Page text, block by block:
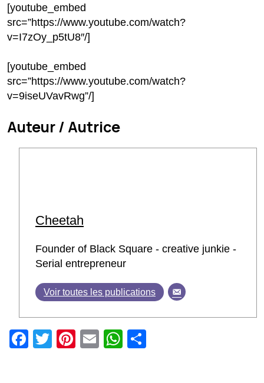
[youtube_embed
src=”https://www.youtube.com/watch?
v=I7zOy_p5tU8″/]
[youtube_embed
src=”https://www.youtube.com/watch?
v=9iseUVavRwg”/]
Auteur / Autrice
Cheetah
Founder of Black Square - creative junkie -
Serial entrepreneur
Voir toutes les publications
Facebook
Twitter
Pinterest
EmailWhatsApp